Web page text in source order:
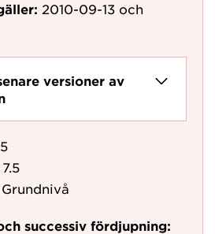
2010-09-13 och
versioner av
7.5
Grundnivå
successiv fördjupning: